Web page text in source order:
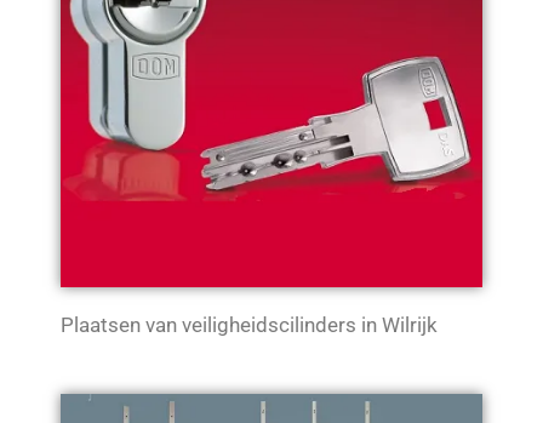
Plaatsen van veiligheidscilinders in Wilrijk